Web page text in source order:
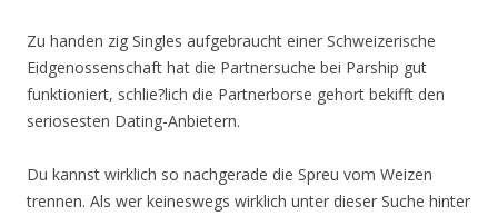
Zu handen zig Singles aufgebraucht einer Schweizerische
Eidgenossenschaft hat die Partnersuche bei Parship gut
funktioniert, schlie?lich die Partnerborse gehort bekifft den
seriosesten Dating-Anbietern.
Du kannst wirklich so nachgerade die Spreu vom Weizen
trennen. Als wer keineswegs wirklich unter dieser Suche hinter